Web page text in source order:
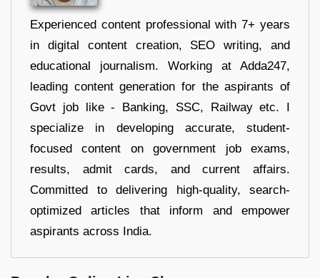
Experienced content professional with 7+ years
in digital content creation, SEO writing, and
educational journalism. Working at Adda247,
leading content generation for the aspirants of
Govt job like - Banking, SSC, Railway etc. I
specialize in developing accurate, student-
focused content on government job exams,
results, admit cards, and current affairs.
Committed to delivering high-quality, search-
optimized articles that inform and empower
aspirants across India.